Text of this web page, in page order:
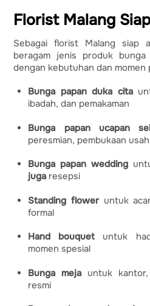
Florist Malang
Sebagai florist Malang siap
beragam jenis produk
dengan kebutuhan dan momen
Bunga papan duka cita
ibadah, dan pemakaman
Bunga papan ucapan
peresmian, pembukaan
Bunga papan wedding
juga resepsi
Standing flower untuk
formal
Hand bouquet untuk
momen spesial
Bunga meja untuk
resmi